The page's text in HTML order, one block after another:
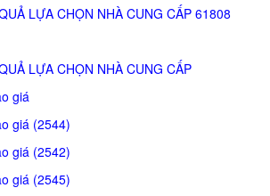
LỰA CHỌN NHÀ CUNG CẤP 61808
LỰA CHỌN NHÀ CUNG CẤP
giá
giá (2544)
giá (2542)
giá (2545)